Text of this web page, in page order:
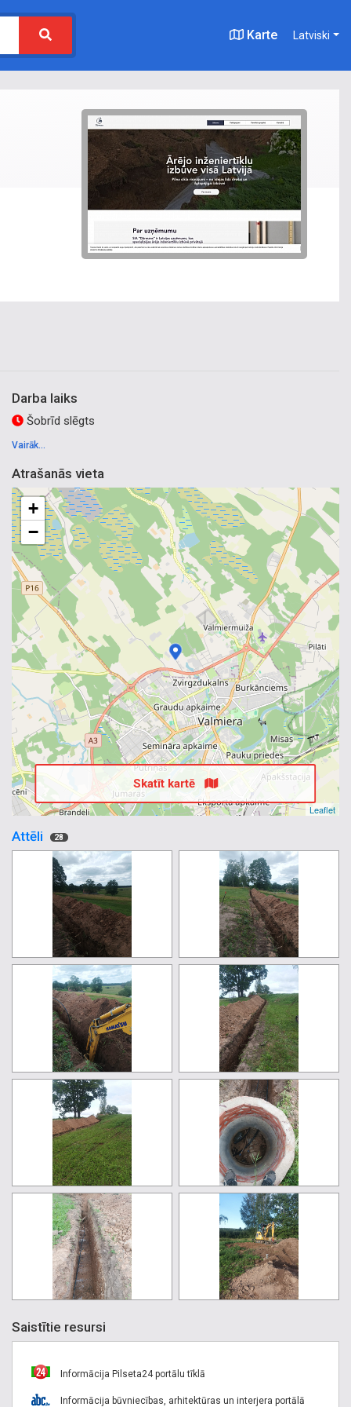
Karte Latviski
Darba laiks
Šobrīd slēgts
Vairāk...
Atrašanās vieta
+
−
Leaflet
Skatīt kartē
Attēli 28
Saistītie resursi
Informācija Pilseta24 portālu tīklā
Informācija būvniecības, arhitektūras un interjera portālā